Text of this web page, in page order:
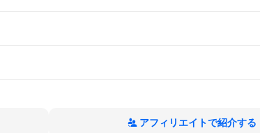
アフィリエイトで紹介する